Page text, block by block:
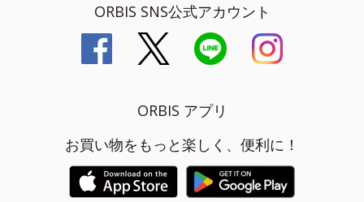
ORBIS SNS公式アカウント
ORBIS アプリ
お買い物をもっと楽しく、便利に！